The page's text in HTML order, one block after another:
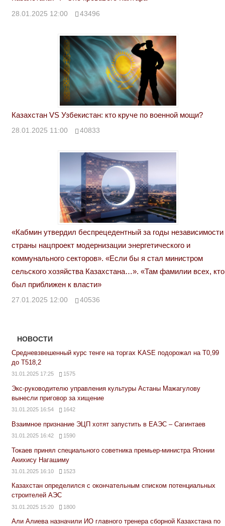
28.01.2025 12:00 43496
Казахстан VS Узбекистан: кто круче по военной мощи?
28.01.2025 11:00 40833
«Кабмин утвердил беспрецедентный за годы независимости
страны нацпроект модернизации энергетического и
коммунального секторов». «Если бы я стал министром
сельского хозяйства Казахстана…». «Там фамилии всех, кто
был приближен к власти»
27.01.2025 12:00 40536
НОВОСТИ
Средневзвешенный курс тенге на торгах KASE подорожал на Т0,99
до Т518,2
31.01.2025 17:25 1575
Экс-руководителю управления культуры Астаны Мажагулову
вынесли приговор за хищение
31.01.2025 16:54 1642
Взаимное признание ЭЦП хотят запустить в ЕАЭС – Сагинтаев
31.01.2025 16:42 1590
Токаев принял специального советника премьер-министра Японии
Акихису Нагашиму
31.01.2025 16:10 1523
Казахстан определился с окончательным списком потенциальных
строителей АЭС
31.01.2025 15:20 1800
Али Алиева назначили ИО главного тренера сборной Казахстана по